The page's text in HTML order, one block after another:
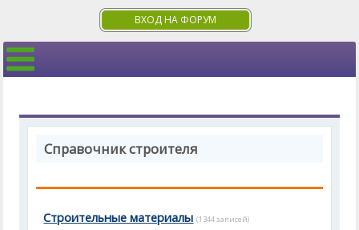
ВХОД НА ФОРУМ
Справочник строителя
Строительные материалы (1344 записей)